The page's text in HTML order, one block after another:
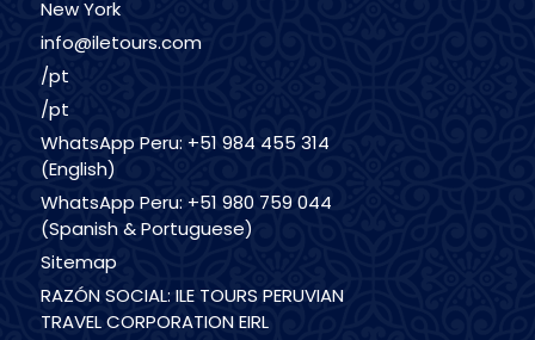
New York
info@iletours.com
/pt
/pt
WhatsApp Peru: +51 984 455 314
(English)
WhatsApp Peru: +51 980 759 044
(Spanish & Portuguese)
Sitemap
RAZÓN SOCIAL: ILE TOURS PERUVIAN
TRAVEL CORPORATION EIRL